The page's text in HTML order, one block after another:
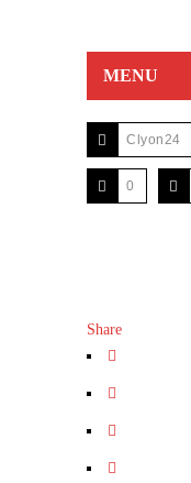
MENU
Clyon24
0
Share